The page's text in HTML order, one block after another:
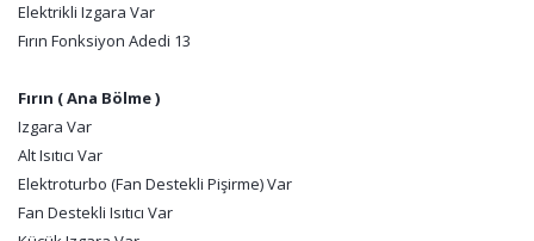
Elektrikli Izgara Var
Fırın Fonksiyon Adedi 13
Fırın ( Ana Bölme )
Izgara Var
Alt Isıtıcı Var
Elektroturbo (Fan Destekli Pişirme) Var
Fan Destekli Isıtıcı Var